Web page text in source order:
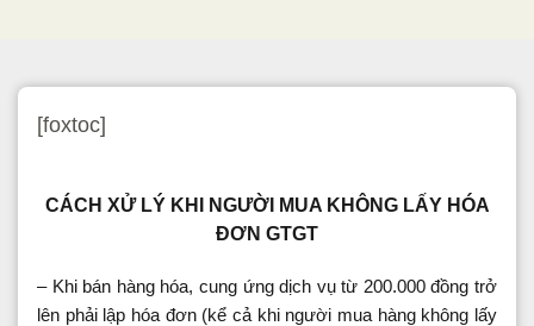
[foxtoc]
CÁCH XỬ LÝ KHI NGƯỜI MUA KHÔNG LẤY HÓA
ĐƠN GTGT
– Khi bán hàng hóa, cung ứng dịch vụ từ 200.000 đồng trở
lên phải lập hóa đơn (kể cả khi người mua hàng không lấy